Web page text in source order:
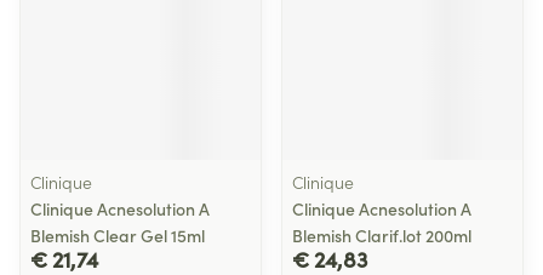
Clinique
Clinique Acnesolution A
Blemish Clear Gel 15ml
€ 21,74
Clinique
Clinique Acnesolution A
Blemish Clarif.lot 200ml
€ 24,83